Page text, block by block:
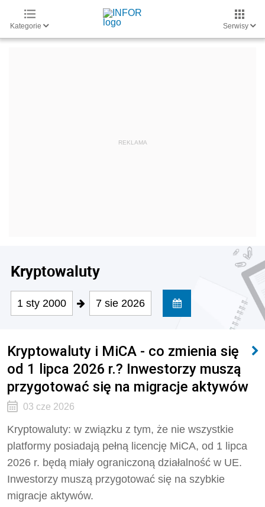
Kategorie Serwisy
Kryptowaluty
1 sty 2000 7 sie 2026
Kryptowaluty i MiCA - co zmienia się
od 1 lipca 2026 r.? Inwestorzy muszą
przygotować się na migracje aktywów
03 cze 2026
Kryptowaluty: w związku z tym, że nie wszystkie
platformy posiadają pełną licencję MiCA, od 1 lipca
2026 r. będą miały ograniczoną działalność w UE.
Inwestorzy muszą przygotować się na szybkie
migracje aktywów.